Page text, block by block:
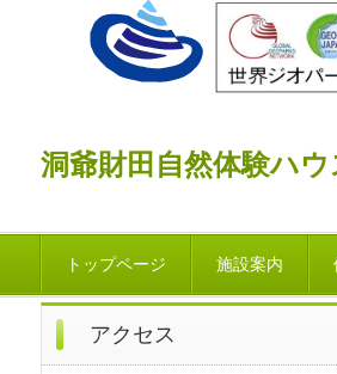
洞爺財田自然体験ハウ
トップページ 施設案内
アクセス